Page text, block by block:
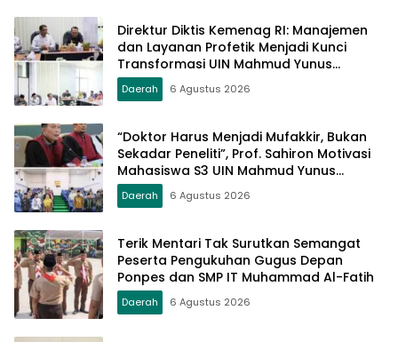
Direktur Diktis Kemenag RI: Manajemen
dan Layanan Profetik Menjadi Kunci
Transformasi UIN Mahmud Yunus
Batusangkar Menjadi Kampus
Bereputasi Global
Daerah 6 Agustus 2026
“Doktor Harus Menjadi Mufakkir, Bukan
Sekadar Peneliti”, Prof. Sahiron Motivasi
Mahasiswa S3 UIN Mahmud Yunus
Batusangkar
Daerah 6 Agustus 2026
Terik Mentari Tak Surutkan Semangat
Peserta Pengukuhan Gugus Depan
Ponpes dan SMP IT Muhammad Al-Fatih
Daerah 6 Agustus 2026